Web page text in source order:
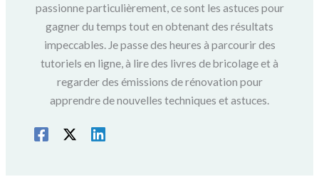
passionne particulièrement, ce sont les astuces pour
gagner du temps tout en obtenant des résultats
impeccables. Je passe des heures à parcourir des
tutoriels en ligne, à lire des livres de bricolage et à
regarder des émissions de rénovation pour
apprendre de nouvelles techniques et astuces.